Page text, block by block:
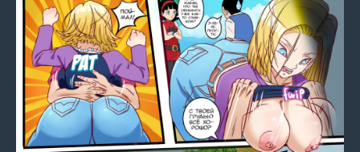
Аниме хентай
Сборники манги
Sign in
Register